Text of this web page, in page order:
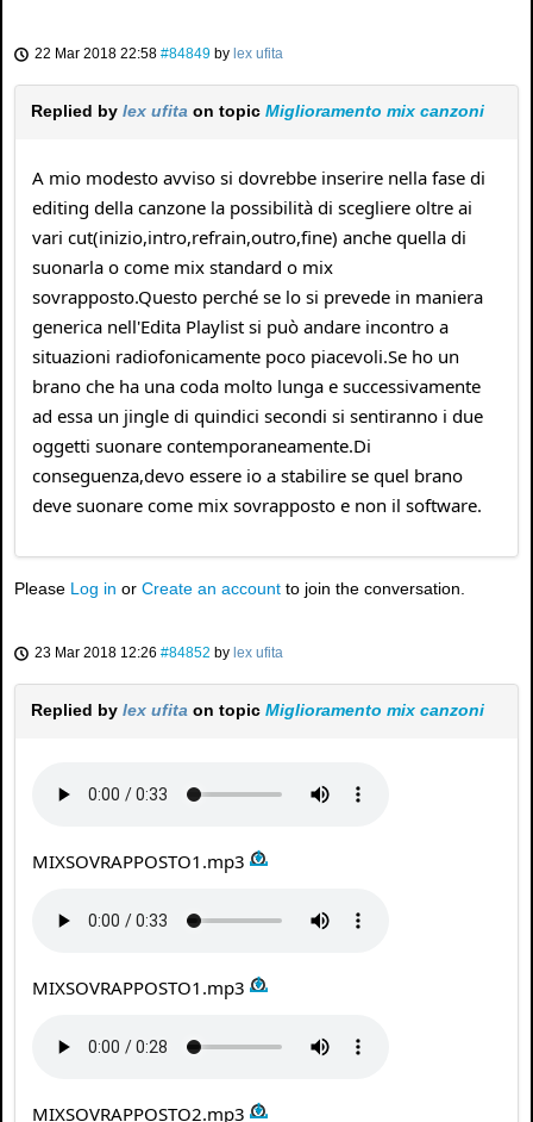
22 Mar 2018 22:58 #84849 by lex ufita
Replied by lex ufita on topic Miglioramento mix canzoni
A mio modesto avviso si dovrebbe inserire nella fase di
editing della canzone la possibilità di scegliere oltre ai
vari cut(inizio,intro,refrain,outro,fine) anche quella di
suonarla o come mix standard o mix
sovrapposto.Questo perché se lo si prevede in maniera
generica nell'Edita Playlist si può andare incontro a
situazioni radiofonicamente poco piacevoli.Se ho un
brano che ha una coda molto lunga e successivamente
ad essa un jingle di quindici secondi si sentiranno i due
oggetti suonare contemporaneamente.Di
conseguenza,devo essere io a stabilire se quel brano
deve suonare come mix sovrapposto e non il software.
Please Log in or Create an account to join the conversation.
23 Mar 2018 12:26 #84852 by lex ufita
Replied by lex ufita on topic Miglioramento mix canzoni
MIXSOVRAPPOSTO1.mp3
MIXSOVRAPPOSTO1.mp3
MIXSOVRAPPOSTO2.mp3